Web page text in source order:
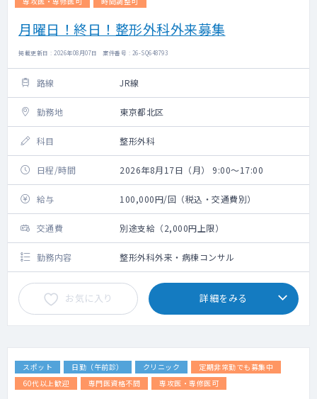
月曜日！終日！整形外科外来募集
掲載更新日 : 2026年08月07日 案件番号 : 26-SQ648793
路線 JR線
勤務地 東京都北区
科目 整形外科
日程/時間 2026年8月17日（月） 9:00～17:00
給与 100,000円/回（税込・交通費別）
交通費 別途支給（2,000円上限）
勤務内容 整形外科外来・病棟コンサル
お気に入り 詳細をみる
スポット 日勤（午前診） クリニック
定期非常勤でも募集中
60代以上歓迎
専門医資格不問 専攻医・専修医可